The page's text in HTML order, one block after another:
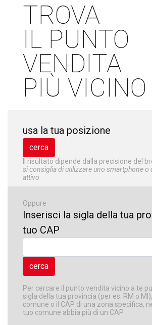
TROVA
IL PUNTO
VENDITA
PIÙ
usa la tua posizione
Il risultato dipende dalla precisione del
si consiglia di utilizzare uno smartphone o
attivo
Oppure
Inserisci la sigla della tua
tuo CAP
Per cercare il punto vendita vicino a te
sigla della tua provincia (per es. RM o
comune o il CAP di una zona specifica,
tuo comune abbia più di un CAP